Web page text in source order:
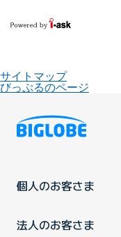
サイトマップ
びっぷるのページ
個人のお客さま
法人のお客さま